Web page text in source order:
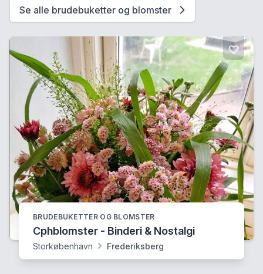
Se alle brudebuketter og blomster
BRUDEBUKETTER OG BLOMSTER
Cphblomster - Binderi & Nostalgi
Storkøbenhavn Frederiksberg